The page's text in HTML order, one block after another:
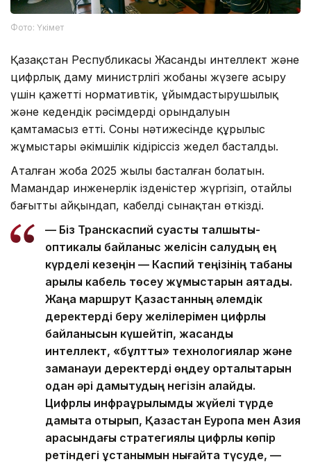
Фото: Үкімет
Қазақстан Республикасы Жасанды интеллект және
цифрлық даму министрлігі жобаны жүзеге асыру
үшін қажетті нормативтік, ұйымдастырушылық
және кедендік рәсімдердің орындалуын
қамтамасыз етті. Соның нәтижесінде құрылыс
жұмыстары әкімшілік кідіріссіз жедел басталды.
Аталған жоба 2025 жылы басталған болатын.
Мамандар инженерлік ізденістер жүргізіп, оңтайлы
бағытты айқындап, кабелді сынақтан өткізді.
— Біз Транскаспий суасты талшықты-
оптикалық байланыс желісін салудың ең
күрделі кезеңін — Каспий теңізінің табаны
арқылы кабель төсеу жұмыстарын аяқтадық.
Жаңа маршрут Қазақстанның әлемдік
деректерді беру желілерімен цифрлық
байланысын күшейтіп, жасанды
интеллект, «бұлтты» технологиялар және
заманауи деректерді өңдеу орталықтарын
одан әрі дамытудың негізін қалайды.
Цифрлық инфрақұрылымды жүйелі түрде
дамыта отырып, Қазақстан Еуропа мен Азия
арасындағы стратегиялық цифрлық көпір
ретіндегі ұстанымын нығайта түсуде, —